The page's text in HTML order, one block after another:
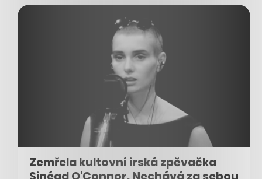
Zemřela kultovní irská zpěvačka